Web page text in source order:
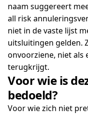
naam suggereert
all risk
niet in de vaste lijst
uitsluitingen gelden.
onvoorziene, niet als
terugkrijgt.
Voor wie is
bedoeld?
Voor wie zich niet